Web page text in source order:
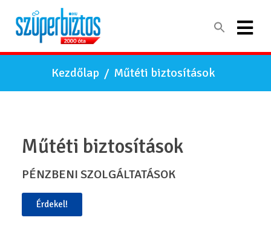
Kezdőlap / Műtéti biztosítások
Műtéti biztosítások
PÉNZBENI SZOLGÁLTATÁSOK
Érdekel!